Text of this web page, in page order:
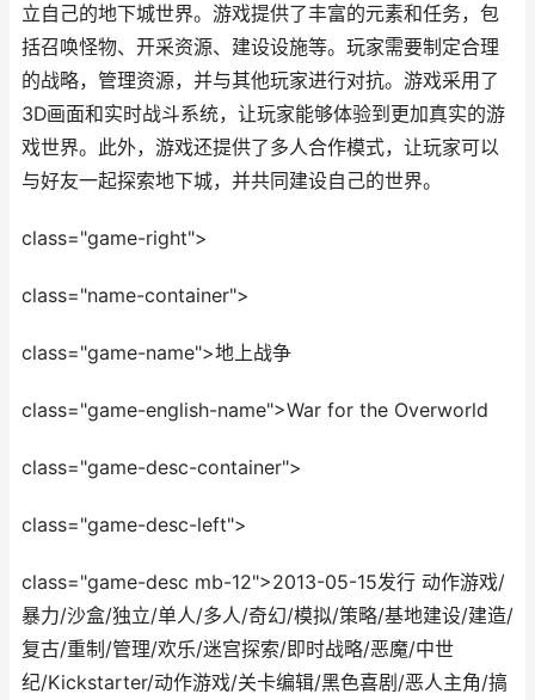
立自己的地下城世界。游戏提供了丰富的元素和任务，包
括召唤怪物、开采资源、建设设施等。玩家需要制定合理
的战略，管理资源，并与其他玩家进行对抗。游戏采用了
3D画面和实时战斗系统，让玩家能够体验到更加真实的游
戏世界。此外，游戏还提供了多人合作模式，让玩家可以
与好友一起探索地下城，并共同建设自己的世界。
class="game-right">
class="name-container">
class="game-name">地上战争
class="game-english-name">War for the Overworld
class="game-desc-container">
class="game-desc-left">
class="game-desc mb-12">2013-05-15发行 动作游戏/
暴力/沙盒/独立/单人/多人/奇幻/模拟/策略/基地建设/建造/
复古/重制/管理/欢乐/迷宫探索/即时战略/恶魔/中世
纪/Kickstarter/动作游戏/关卡编辑/黑色喜剧/恶人主角/搞